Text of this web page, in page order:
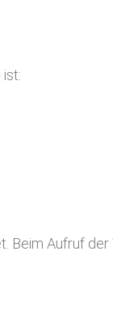
Beim Aufruf